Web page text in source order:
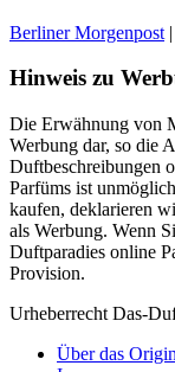
Berliner Morgenpost |
Hinweis zu
Die Erwähnung von
Werbung dar, so die
Duftbeschreibungen
Parfüms ist
kaufen, deklarieren
als Werbung. Wenn
Duftparadies online
Provision.
Urheberrecht Das-
Über das